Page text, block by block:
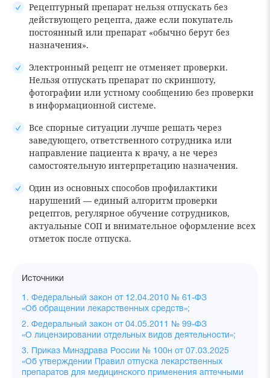
Рецептурный препарат нельзя отпускать без
действующего рецепта, даже если покупатель
постоянный или препарат «обычно берут без
назначения».
Электронный рецепт не отменяет проверки.
Нельзя отпускать препарат по скриншоту,
фотографии или устному сообщению без проверки
в информационной системе.
Все спорные ситуации лучше решать через
заведующего, ответственного сотрудника или
направление пациента к врачу, а не через
самостоятельную интерпретацию назначения.
Один из основных способов профилактики
нарушений — единый алгоритм проверки
рецептов, регулярное обучение сотрудников,
актуальные СОП и внимательное оформление всех
отметок после отпуска.
Источники
1. Федеральный закон от 12.04.2010 № 61-ФЗ
«Об обращении лекарственных средств»;
2. Федеральный закон от 04.05.2011 № 99-ФЗ
«О лицензировании отдельных видов деятельности»;
3. Приказ Минздрава России № 100н от 07.03.2025
«Об утверждении Правил отпуска лекарственных
препаратов для медицинского применения аптечными